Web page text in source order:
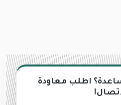
اطلب معاودة